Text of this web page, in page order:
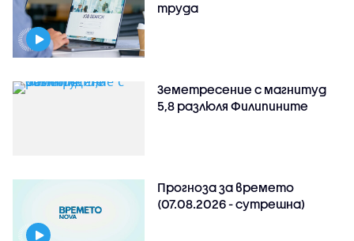
труда
Земетресение с магнитуд
5,8 разлюля Филипините
Прогноза за времето
(07.08.2026 - сутрешна)